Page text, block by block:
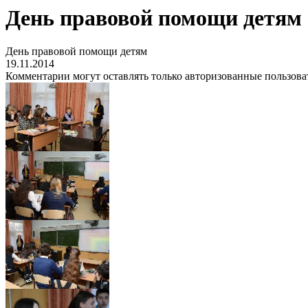
День правовой помощи детям
День правовой помощи детям
19.11.2014
Комментарии могут оставлять только авторизованные